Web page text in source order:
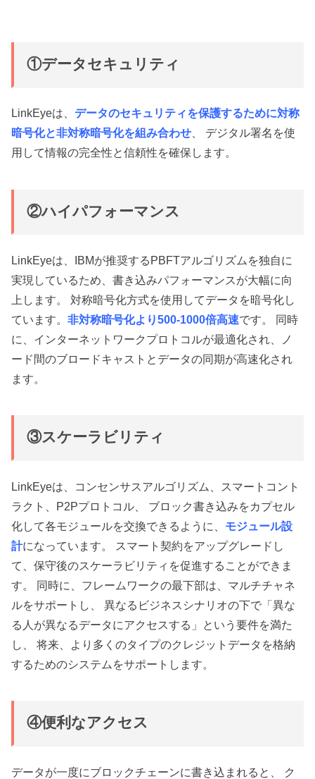
①データセキュリティ
LinkEyeは、 データのセキュリティを保護するために対称
暗号化と非対称暗号化を組み合わせ 、 デジタル署名を使
用して情報の完全性と信頼性を確保します。
②ハイパフォーマンス
LinkEyeは、IBMが推奨するPBFTアルゴリズムを独自に
実現しているため、書き込みパフォーマンスが大幅に向
上します。 対称暗号化方式を使用してデータを暗号化し
ています。非対称暗号化より500-1000倍高速です。 同時
に、インターネットワークプロトコルが最適化され、ノ
ード間のブロードキャストとデータの同期が高速化され
ます。
③スケーラビリティ
LinkEyeは、コンセンサスアルゴリズム、スマートコント
ラクト、P2Pプロトコル、 ブロック書き込みをカプセル
化して各モジュールを交換できるように、 モジュール設
計になっています。 スマート契約をアップグレードし
て、保守後のスケーラビリティを促進することができま
す。 同時に、フレームワークの最下部は、マルチチャネ
ルをサポートし、 異なるビジネスシナリオの下で「異な
る人が異なるデータにアクセスする」という要件を満た
し、 将来、より多くのタイプのクレジットデータを格納
するためのシステムをサポートします。
④便利なアクセス
データが一度にブロックチェーンに書き込まれると、 ク